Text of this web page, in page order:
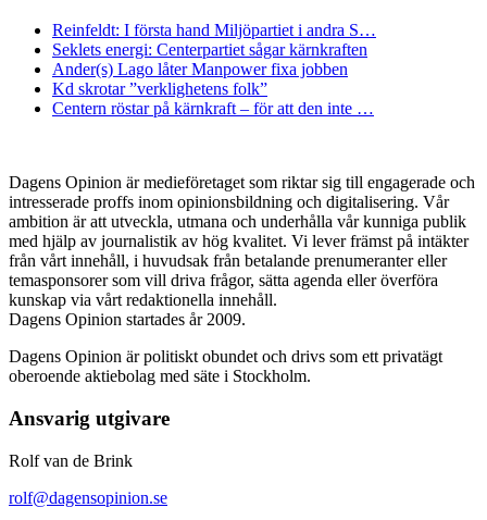
Reinfeldt: I första hand Miljöpartiet i andra S…
Seklets energi: Centerpartiet sågar kärnkraften
Ander(s) Lago låter Manpower fixa jobben
Kd skrotar ”verklighetens folk”
Centern röstar på kärnkraft – för att den inte …
Dagens Opinion är medieföretaget som riktar sig till engagerade och
intresserade proffs inom opinionsbildning och digitalisering. Vår
ambition är att utveckla, utmana och underhålla vår kunniga publik
med hjälp av journalistik av hög kvalitet. Vi lever främst på intäkter
från vårt innehåll, i huvudsak från betalande prenumeranter eller
temasponsorer som vill driva frågor, sätta agenda eller överföra
kunskap via vårt redaktionella innehåll.
Dagens Opinion startades år 2009.
Dagens Opinion är politiskt obundet och drivs som ett privatägt
oberoende aktiebolag med säte i Stockholm.
Ansvarig utgivare
Rolf van de Brink
rolf@dagensopinion.se